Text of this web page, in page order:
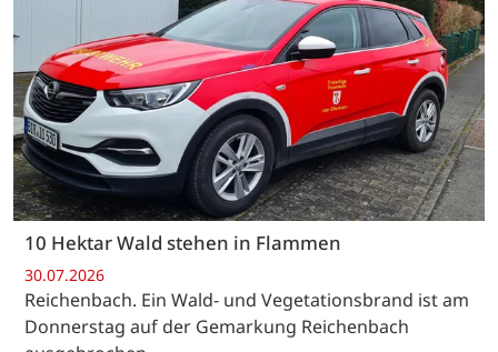
10 Hektar Wald stehen in Flammen
30.07.2026
Reichenbach. Ein Wald- und Vegetationsbrand ist am
Donnerstag auf der Gemarkung Reichenbach